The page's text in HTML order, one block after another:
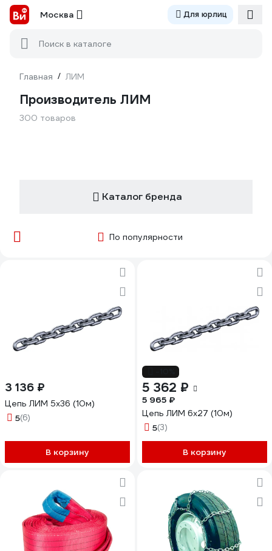
Москва Для юрлиц
Поиск в каталоге
Главная / ЛИМ
Производитель ЛИМ
300 товаров
Каталог бренда
По популярности
3 136 ₽
Цепь ЛИМ 5х36 (10м)
5(6)
В корзину
5 362 ₽
5 965 ₽
Цепь ЛИМ 6х27 (10м)
5(3)
В корзину